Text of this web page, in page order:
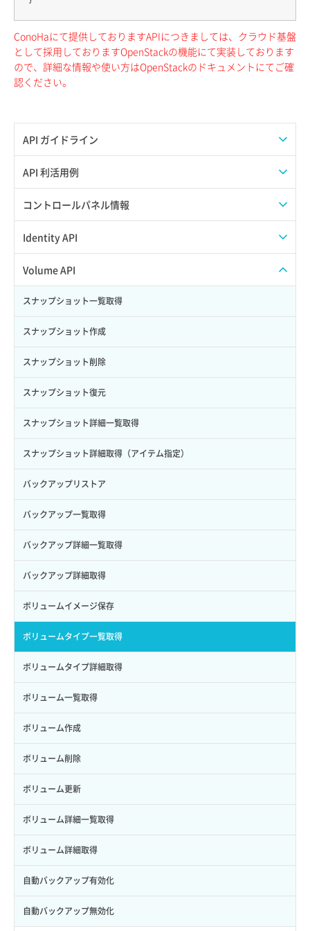
API ガイドライン
APIのご利用について
API 利活用例
APIでAPIサブユーザーを作成する
APIでVPSにISOイメージを挿入する
APIでVPSを作成する
コントロールパネル情報
APIユーザーを作成する
API情報を確認する
Identity API
Credential一覧取得
Credential作成
Credential削除
Credential詳細取得
サブユーザーからロールを紐づけ解除
サブユーザーにロールを紐づけ
サブユーザー一覧取得
サブユーザー作成
サブユーザー削除
サブユーザー更新
サブユーザー詳細取得
トークン発行
パーミッション一覧取得
ロールからパーミッションを紐づけ解除
ロールにパーミッションを紐づけ
ロール一覧取得
ロール作成
ロール削除
ロール更新
ロール詳細取得
Volume API
スナップショット一覧取得
スナップショット作成
スナップショット削除
スナップショット復元
スナップショット詳細一覧取得
スナップショット詳細取得（アイテム指定）
バックアップリストア
バックアップ一覧取得
バックアップ詳細一覧取得
バックアップ詳細取得
ボリュームイメージ保存
ボリュームタイプ一覧取得
ボリュームタイプ詳細取得
ボリューム一覧取得
ボリューム作成
ボリューム削除
ボリューム更新
ボリューム詳細一覧取得
ボリューム詳細取得
自動バックアップ有効化
自動バックアップ無効化
ConoHaにて提供しておりますAPIにつきましては、クラウド基盤
として採用しておりますOpenStackの機能にて実装しております
ので、詳細な情報や使い方はOpenStackのドキュメントにてご確
認ください。